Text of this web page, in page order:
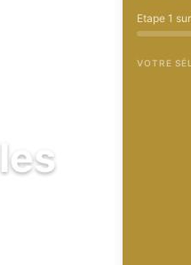
Etape 1 sur
VOTRE